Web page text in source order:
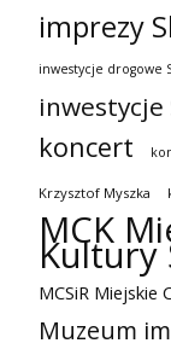
imprezy
inwestycje drogowe
inwestycje
koncert
Krzysztof Myszka
MCK
Kultury
MCSiR Miejskie
Muzeum